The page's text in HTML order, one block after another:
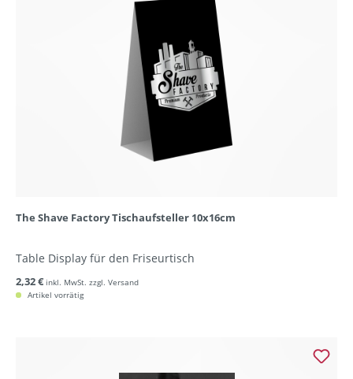
The Shave Factory Tischaufsteller 10x16cm
Table Display für den Friseurtisch
2,32 € inkl. MwSt. zzgl. Versand
Artikel vorrätig